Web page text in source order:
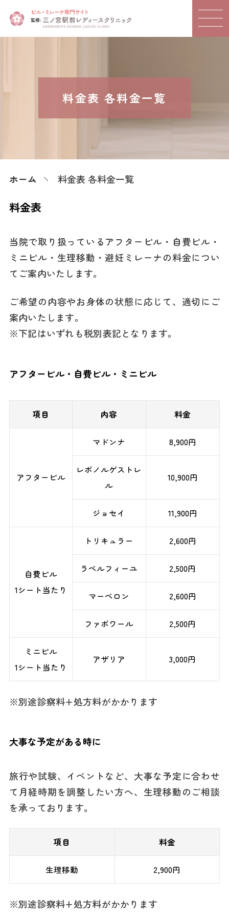
料金表 各料金一覧
ホーム 料金表 各料金一覧
料金表
当院で取り扱っているアフターピル・自費ピル・
ミニピル・生理移動・避妊ミレーナの料金につい
てご案内いたします。
ご希望の内容やお身体の状態に応じて、適切にご
案内いたします。
※下記はいずれも税別表記となります。
アフターピル・自費ピル・ミニピル
項目 内容 料金
アフターピル
マドンナ 8,900円
レボノルゲストレ
ル
10,900円
ジョセイ 11,900円
自費ピル
1シート当たり
トリキュラー 2,600円
ラベルフィーユ 2,500円
マーベロン 2,600円
ファボワール 2,500円
ミニピル
1シート当たり
アザリア 3,000円
※別途診察料+処方料がかかります
大事な予定がある時に
旅行や試験、イベントなど、大事な予定に合わせ
て月経時期を調整したい方へ、生理移動のご相談
を承っております。
項目 料金
生理移動 2,900円
※別途診察料+処方料がかかります